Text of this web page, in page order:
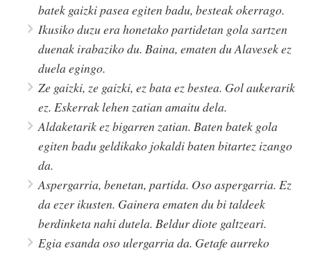
batek gaizki pasea egiten badu, besteak okerrago.
Ikusiko duzu era honetako partidetan gola sartzen
duenak irabaziko du. Baina, ematen du Alavesek ez
duela egingo.
Ze gaizki, ze gaizki, ez bata ez bestea. Gol aukerarik
ez. Eskerrak lehen zatian amaitu dela.
Aldaketarik ez bigarren zatian. Baten batek gola
egiten badu geldikako jokaldi baten bitartez izango
da.
Aspergarria, benetan, partida. Oso aspergarria. Ez
da ezer ikusten. Gainera ematen du bi taldeek
berdinketa nahi dutela. Beldur diote galtzeari.
Egia esanda oso ulergarria da. Getafe aurreko